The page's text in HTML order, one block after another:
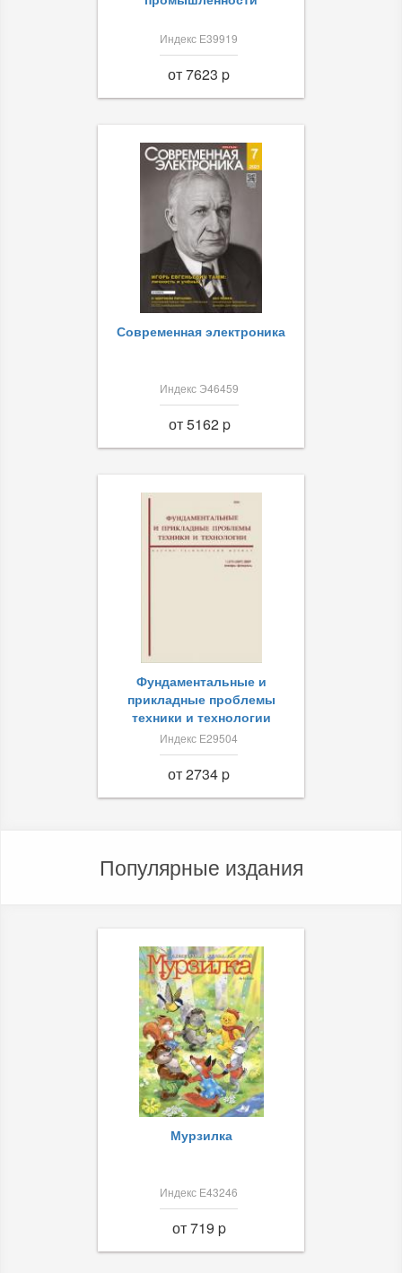
Индекс Е39919
от 7623 p
Современная электроника
Индекс Э46459
от 5162 p
Фундаментальные и
прикладные проблемы
техники и технологии
Индекс Е29504
от 2734 p
Популярные издания
Мурзилка
Индекс Е43246
от 719 p